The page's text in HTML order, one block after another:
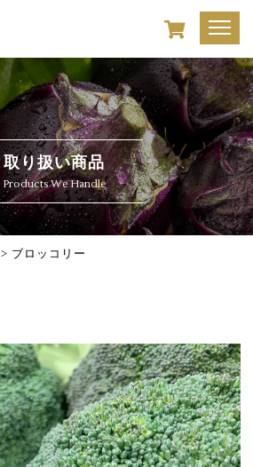
取り扱い商品
Products We Handle
> ブロッコリー